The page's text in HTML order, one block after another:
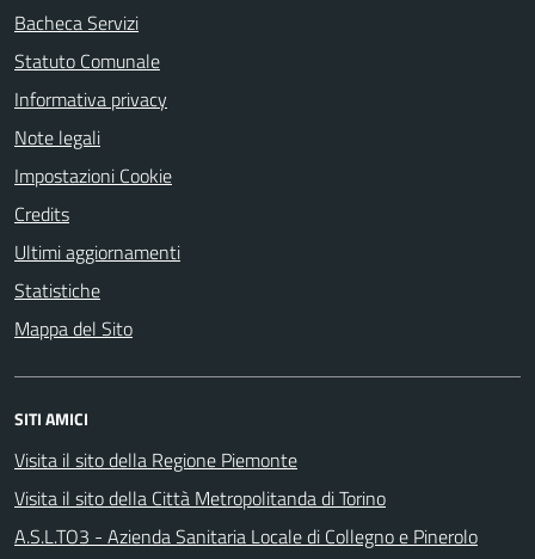
Bacheca Servizi
Statuto Comunale
Informativa privacy
Note legali
Impostazioni Cookie
Credits
Ultimi aggiornamenti
Statistiche
Mappa del Sito
SITI AMICI
Visita il sito della Regione Piemonte
Visita il sito della Città Metropolitanda di Torino
A.S.L.TO3 - Azienda Sanitaria Locale di Collegno e Pinerolo